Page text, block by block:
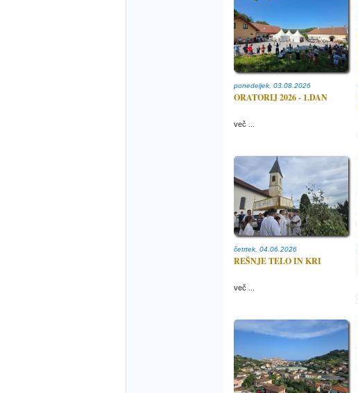
ponedeljek, 03.08.2026
ORATORIJ 2026 - 1.DAN
več ...
četrtek, 04.06.2026
REŠNJE TELO IN KRI
več ...